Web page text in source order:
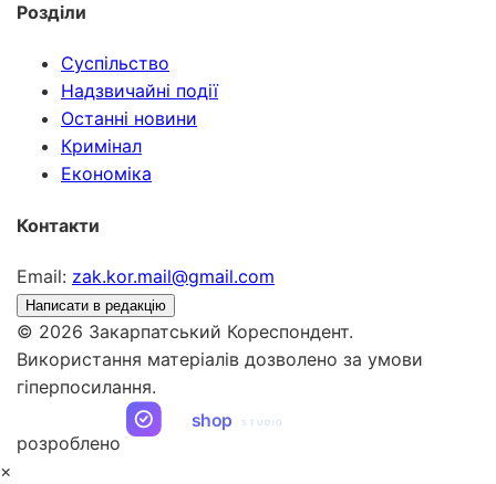
Розділи
Суспільство
Надзвичайні події
Останні новини
Кримінал
Економіка
Контакти
Email: zak.kor.mail@gmail.com
Написати в редакцію
© 2026 Закарпатський Кореспондент.
Використання матеріалів дозволено за умови
гіперпосилання.
розроблено
shop STUDIO
×